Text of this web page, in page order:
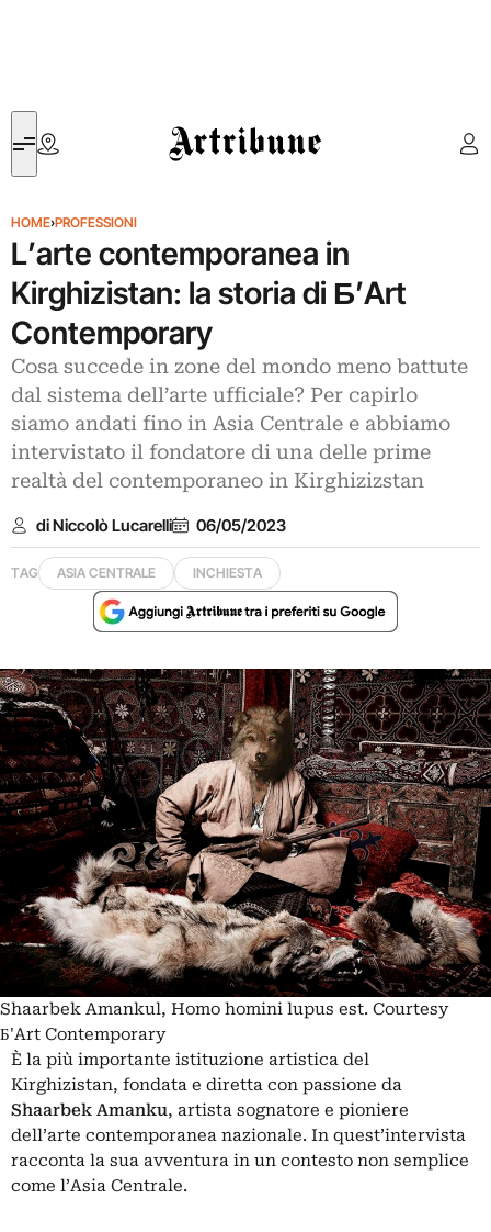
Artribune
HOME›PROFESSIONI
L’arte contemporanea in
Kirghizistan: la storia di Б’Art
Contemporary
Cosa succede in zone del mondo meno battute
dal sistema dell’arte ufficiale? Per capirlo
siamo andati fino in Asia Centrale e abbiamo
intervistato il fondatore di una delle prime
realtà del contemporaneo in Kirghizizstan
di Niccolò Lucarelli 06/05/2023
TAG ASIA CENTRALE INCHIESTA
Shaarbek Amankul, Homo homini lupus est. Courtesy
Б'Art Contemporary
È la più importante istituzione artistica del
Kirghizistan, fondata e diretta con passione da
Shaarbek Amanku, artista sognatore e pioniere
dell’arte contemporanea nazionale. In quest’intervista
racconta la sua avventura in un contesto non semplice
come l’Asia Centrale.